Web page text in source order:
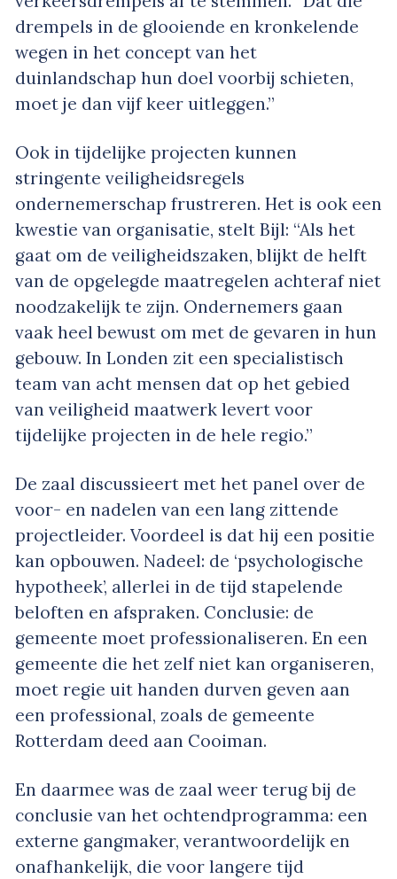
drempels in de glooiende en kronkelende
wegen in het concept van het
duinlandschap hun doel voorbij schieten,
moet je dan vijf keer uitleggen.”
Ook in tijdelijke projecten kunnen
stringente veiligheidsregels
ondernemerschap frustreren. Het is ook een
kwestie van organisatie, stelt Bijl: “Als het
gaat om de veiligheidszaken, blijkt de helft
van de opgelegde maatregelen achteraf niet
noodzakelijk te zijn. Ondernemers gaan
vaak heel bewust om met de gevaren in hun
gebouw. In Londen zit een specialistisch
team van acht mensen dat op het gebied
van veiligheid maatwerk levert voor
tijdelijke projecten in de hele regio.”
De zaal discussieert met het panel over de
voor- en nadelen van een lang zittende
projectleider. Voordeel is dat hij een positie
kan opbouwen. Nadeel: de ‘psychologische
hypotheek’, allerlei in de tijd stapelende
beloften en afspraken. Conclusie: de
gemeente moet professionaliseren. En een
gemeente die het zelf niet kan organiseren,
moet regie uit handen durven geven aan
een professional, zoals de gemeente
Rotterdam deed aan Cooiman.
En daarmee was de zaal weer terug bij de
conclusie van het ochtendprogramma: een
externe gangmaker, verantwoordelijk en
onafhankelijk, die voor langere tijd